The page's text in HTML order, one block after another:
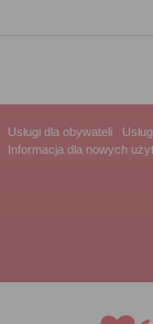
Usługi dla obywateli
Informacja dla nowych